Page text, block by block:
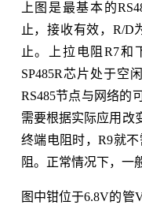
上图是最基本的
止，接收有效，R/D
止。上拉电阻R7和
SP485R芯片处于空
RS485节点与网络的
需要根据实际应用改
终端电阻时，R9就
阻。正常情况下，一
图中钳位于6.8V的管